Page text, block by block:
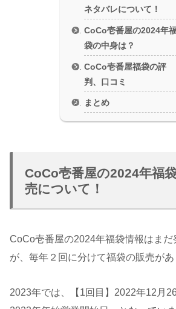
ネタバレについて！
CoCo壱番屋の2024年
袋の中身は？
CoCo壱番屋福袋の評
判、口コミ
まとめ
CoCo壱番屋の2024年福
売について！
CoCo壱番屋の2024年福袋情報はまだ
が、毎年２回に分けて福袋の販売があ
2023年では、【1回目】2022年12月